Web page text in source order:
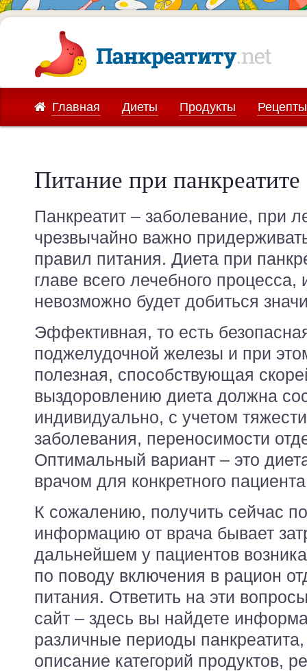
Главная Диеты Продукты Рецепты
Питание при панкреатите
Панкреатит – заболевание, при
чрезвычайно важно
правил питания. Диета при
главе всего лечебного
невозможно будет добиться
Эффективная, то есть
поджелудочной железы и при
полезная, способствующая
выздоровлению диета должна
индивидуально, с учетом
заболевания, переносимости
Оптимальный вариант – это
врачом для конкретного
К сожалению, получить сейчас
информацию от врача бывает
дальнейшем у пациентов
по поводу включения в рацион
питания. Ответить на эти
сайт – здесь вы найдете
различные периоды
описание категорий продуктов,